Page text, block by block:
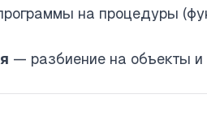
на процедуры
— разбиение на объекты